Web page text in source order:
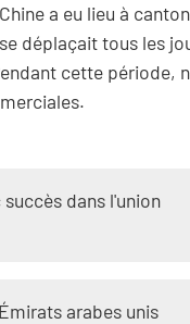
a eu lieu à
déplaçait tous les
cette
dans l'union
arabes unis